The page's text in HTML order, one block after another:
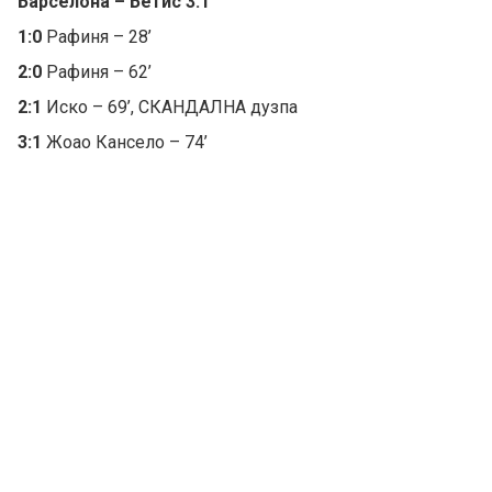
1:0 Рафиня – 28’
2:0 Рафиня – 62’
2:1 Иско – 69’, СКАНДАЛНА дузпа
3:1 Жоао Кансело – 74’